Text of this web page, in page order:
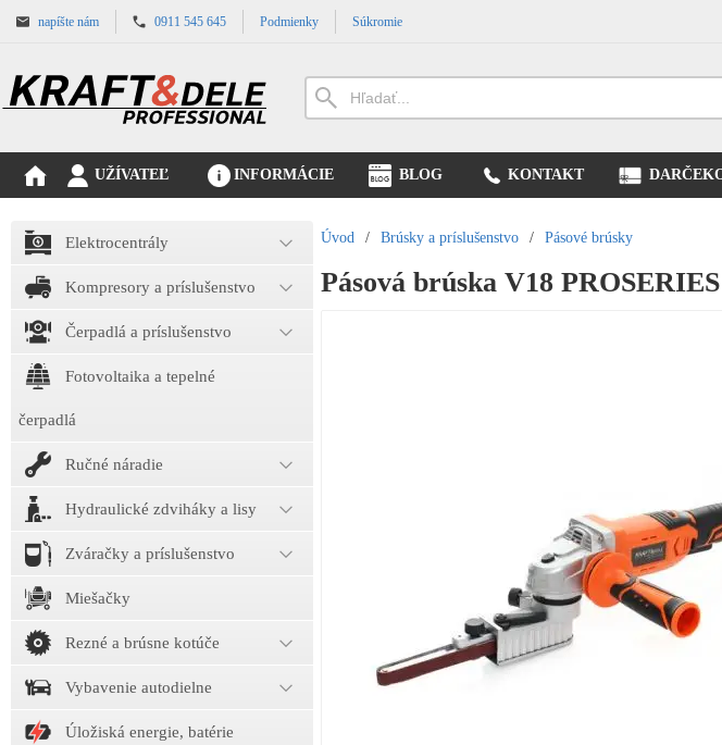
napíšte nám 0911 545 645 Podmienky Súkromie
UŽÍVATEĽ INFORMÁCIE BLOG KONTAKT
Elektrocentrály
Kompresory a príslušenstvo
Čerpadlá a príslušenstvo
Fotovoltaika a tepelné
čerpadlá
Ručné náradie
Hydraulické zdviháky a lisy
Zváračky a príslušenstvo
Miešačky
Rezné a brúsne kotúče
Vybavenie autodielne
Úložiská energie, batérie
Úvod / Brúsky a príslušenstvo / Pásové brúsky
Pásová brúska V18